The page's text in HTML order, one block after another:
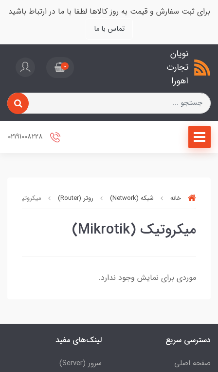
برای ثبت سفارش و قیمت به روز کالاها لطفا با ما در ارتباط باشید
تماس با ما
نویان
تجارت
اهورا
0
خانه شبکه (Network) روتر (Router) میکروتیک (Mikrotik)
میکروتیک (Mikrotik)
موردی برای نمایش وجود ندارد.
دسترسی سریع
صفحه اصلی
لینک‌های مفید
سرور (Server)